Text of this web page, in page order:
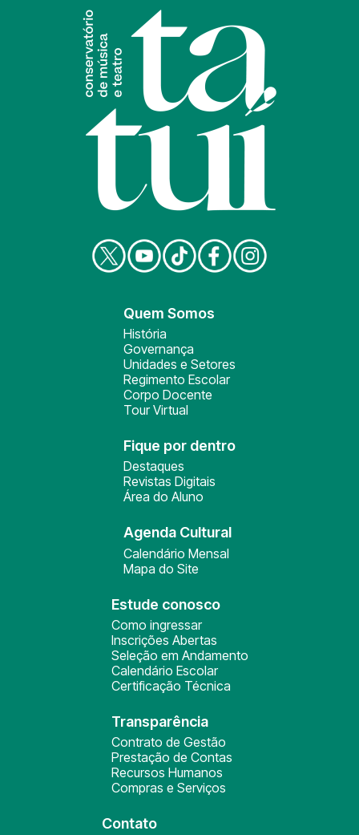
Quem Somos
História
Governança
Unidades e Setores
Regimento Escolar
Corpo Docente
Tour Virtual
Fique por dentro
Destaques
Revistas Digitais
Área do Aluno
Agenda Cultural
Calendário Mensal
Mapa do Site
Estude conosco
Como ingressar
Inscrições Abertas
Seleção em Andamento
Calendário Escolar
Certificação Técnica
Transparência
Contrato de Gestão
Prestação de Contas
Recursos Humanos
Compras e Serviços
Contato